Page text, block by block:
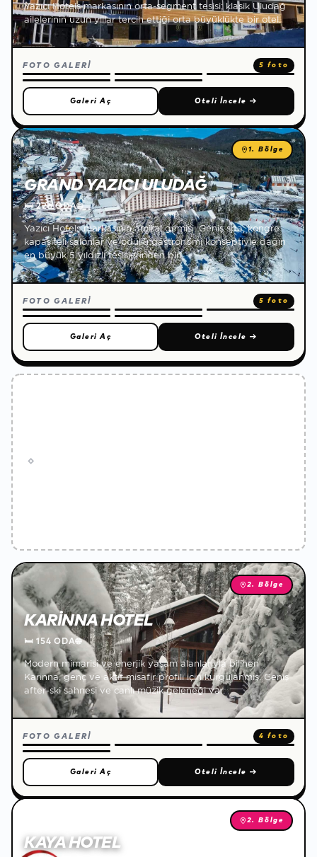
Yazıcı Hotels markasının orta-segment tesisi; klasik Uludağ
ailelerinin uzun yıllar tercih ettiği orta büyüklükte bir otel.
FOTO GALERİ 5 foto
Galeri Aç Oteli İncele →
1. Bölge
GRAND YAZICI ULUDAĞ
🛏226 ODA🌐
Yazıcı Hotels markasının amiral gemisi. Geniş spa, kongre
kapasiteli salonlar ve ödüllü gastronomi konseptiyle dağın
en büyük 5 yıldızlı tesislerinden biri.
FOTO GALERİ 5 foto
Galeri Aç Oteli İncele →
2. Bölge
KARINNA HOTEL
🛏154 ODA🌐
Modern mimarisi ve enerjik yaşam alanlarıyla bilinen
Karinna, genç ve aktif misafir profili için kurgulanmış. Geniş
after-ski sahnesi ve canlı müzik geleneği var.
FOTO GALERİ 4 foto
Galeri Aç Oteli İncele →
2. Bölge
KAYA HOTEL